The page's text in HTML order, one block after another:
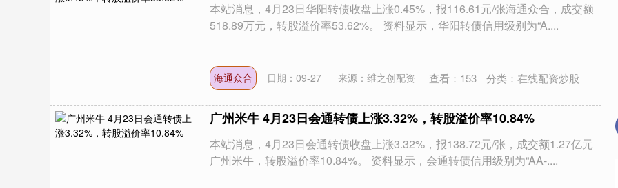
本站消息，4月23日华阳转债收盘上涨0.45%，报116.61元/张海通众合，成交额
518.89万元，转股溢价率53.62%。 资料显示，华阳转债信用级别为“A....
海通众合 日期：09-27 来源：维之创配资 查看： 153 分类： 在线配资炒股
广州米牛 4月23日会通转债上涨3.32%，转股溢价率10.84%
本站消息，4月23日会通转债收盘上涨3.32%，报138.72元/张，成交额1.27亿元
广州米牛，转股溢价率10.84%。 资料显示，会通转债信用级别为“AA-....